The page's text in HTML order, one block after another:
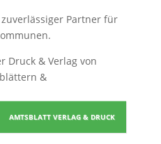
zuverlässiger Partner für
Druck & Verlag von
&
AMTSBLATT VERLAG & DRUCK